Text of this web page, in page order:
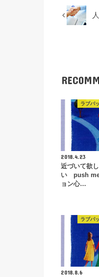
ラブパ
2018.4.23
近づいて欲
い push
ョン心…
ラブパ
2018.8.6